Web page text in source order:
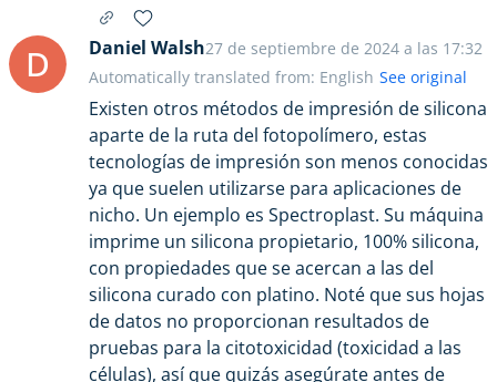
D Daniel Walsh27 de septiembre de 2024 a las 17:32
Existen otros métodos de impresión de silicona
aparte de la ruta del fotopolímero, estas
tecnologías de impresión son menos conocidas
ya que suelen utilizarse para aplicaciones de
nicho. Un ejemplo es Spectroplast. Su máquina
imprime un silicona propietario, 100% silicona,
con propiedades que se acercan a las del
silicona curado con platino. Noté que sus hojas
de datos no proporcionan resultados de
pruebas para la citotoxicidad (toxicidad a las
células), así que quizás asegúrate antes de
Automatically translated from: English See original